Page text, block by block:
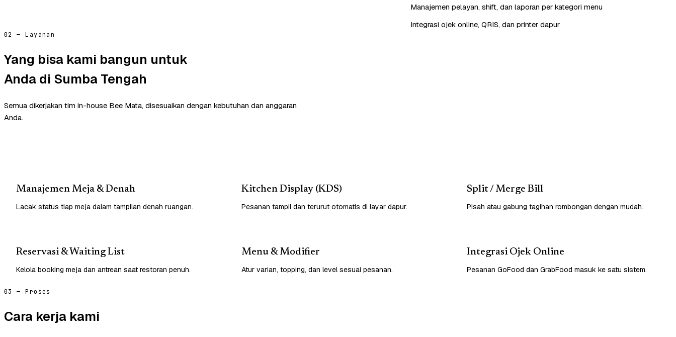
Manajemen pelayan, shift, dan laporan per kategori menu
Integrasi ojek online, QRIS, dan printer dapur
02 — Layanan
Yang bisa kami bangun untuk
Anda di Sumba Tengah
Semua dikerjakan tim in-house Bee Mata, disesuaikan dengan kebutuhan dan anggaran
Anda.
Manajemen Meja & Denah
Lacak status tiap meja dalam tampilan denah ruangan.
Kitchen Display (KDS)
Pesanan tampil dan terurut otomatis di layar dapur.
Split / Merge Bill
Pisah atau gabung tagihan rombongan dengan mudah.
Reservasi & Waiting List
Kelola booking meja dan antrean saat restoran penuh.
Menu & Modifier
Atur varian, topping, dan level sesuai pesanan.
Integrasi Ojek Online
Pesanan GoFood dan GrabFood masuk ke satu sistem.
03 — Proses
Cara kerja kami